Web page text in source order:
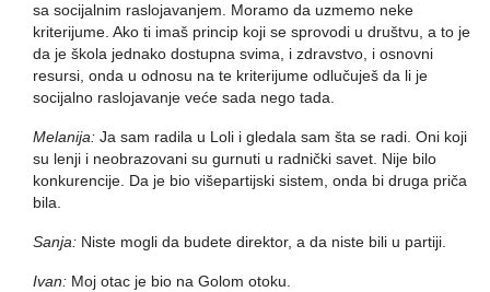
sa socijalnim raslojavanjem. Moramo da uzmemo neke
kriterijume. Ako ti imaš princip koji se sprovodi u društvu, a to je
da je škola jednako dostupna svima, i zdravstvo, i osnovni
resursi, onda u odnosu na te kriterijume odlučuješ da li je
socijalno raslojavanje veće sada nego tada.
Melanija: Ja sam radila u Loli i gledala sam šta se radi. Oni koji
su lenji i neobrazovani su gurnuti u radnički savet. Nije bilo
konkurencije. Da je bio višepartijski sistem, onda bi druga priča
bila.
Sanja: Niste mogli da budete direktor, a da niste bili u partiji.
Ivan: Moj otac je bio na Golom otoku.